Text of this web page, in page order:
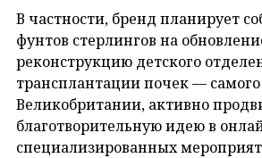
В частности, бренд планирует
фунтов стерлингов на
реконструкцию детского
трансплантации почек —
Великобритании, активно
благотворительную идею в
специализированных